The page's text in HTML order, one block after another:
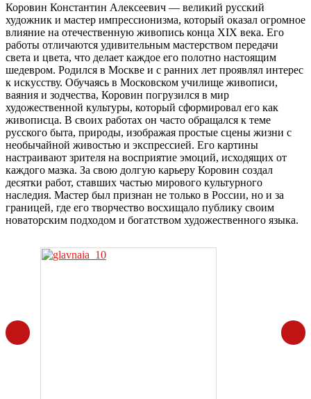
Коровин Константин Алексеевич — великий русский
художник и мастер импрессионизма, который оказал огромное
влияние на отечественную живопись конца XIX века. Его
работы отличаются удивительным мастерством передачи
света и цвета, что делает каждое его полотно настоящим
шедевром. Родился в Москве и с ранних лет проявлял интерес
к искусству. Обучаясь в Московском училище живописи,
ваяния и зодчества, Коровин погрузился в мир
художественной культуры, который сформировал его как
живописца. В своих работах он часто обращался к теме
русского быта, природы, изображая простые сцены жизни с
необычайной живостью и экспрессией. Его картины
настраивают зрителя на восприятие эмоций, исходящих от
каждого мазка. За свою долгую карьеру Коровин создал
десятки работ, ставших частью мирового культурного
наследия. Мастер был признан не только в России, но и за
границей, где его творчество восхищало публику своим
новаторским подходом и богатством художественного языка.